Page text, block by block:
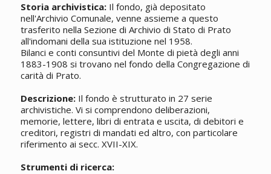
Storia archivistica:Il fondo, già depositato
nell'Archivio Comunale, venne assieme a questo
trasferito nella Sezione di Archivio di Stato di Prato
all'indomani della sua istituzione nel 1958.
Bilanci e conti consuntivi del Monte di pietà degli anni
1883-1908 si trovano nel fondo della Congregazione di
carità di Prato.
Descrizione:Il fondo è strutturato in 27 serie
archivistiche. Vi si comprendono deliberazioni,
memorie, lettere, libri di entrata e uscita, di debitori e
creditori, registri di mandati ed altro, con particolare
riferimento ai secc. XVII-XIX.
Strumenti di ricerca: